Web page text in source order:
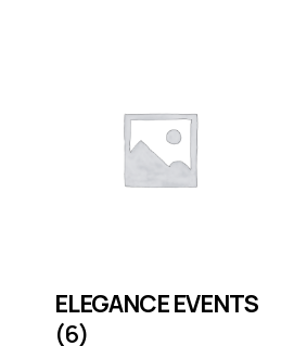
ELEGANCE EVENTS
(6)